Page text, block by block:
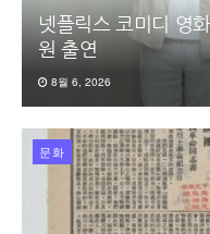
넷플릭스 코미디 영
원 출연
8월 6, 2026
문화